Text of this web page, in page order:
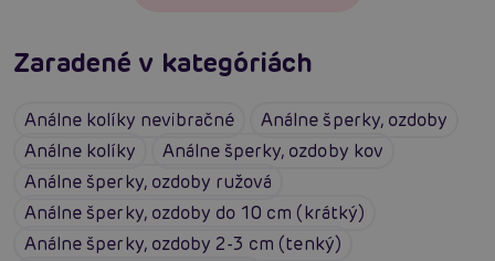
Zaradené v kategóriách
Análne kolíky nevibračné
Análne šperky, ozdoby
Análne kolíky
Análne šperky, ozdoby kov
Análne šperky, ozdoby ružová
Análne šperky, ozdoby do 10 cm (krátký)
Análne šperky, ozdoby 2-3 cm (tenký)